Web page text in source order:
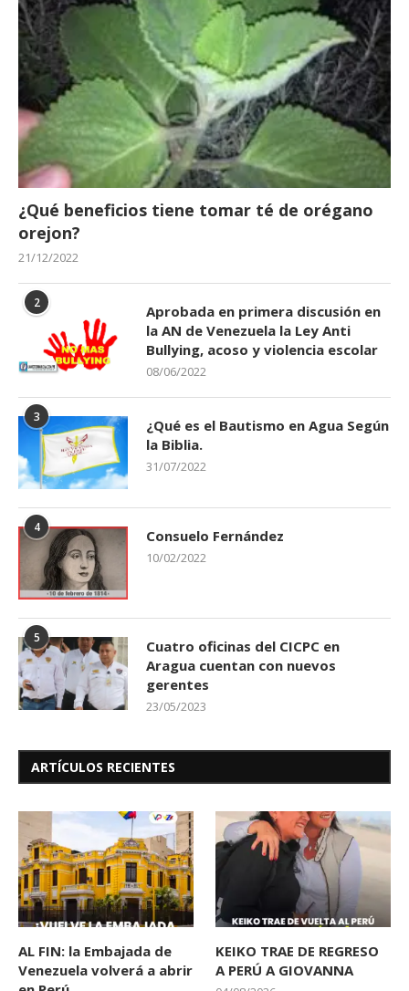
¿Qué beneficios tiene tomar té de orégano
orejon?
21/12/2022
2
Aprobada en primera discusión en
la AN de Venezuela la Ley Anti
Bullying, acoso y violencia escolar
08/06/2022
3
¿Qué es el Bautismo en Agua Según
la Biblia.
31/07/2022
4 Consuelo Fernández
10/02/2022
5
Cuatro oficinas del CICPC en
Aragua cuentan con nuevos
gerentes
23/05/2023
ARTÍCULOS RECIENTES
AL FIN: la Embajada de
Venezuela volverá a abrir
KEIKO TRAE DE REGRESO
A PERÚ A GIOVANNA